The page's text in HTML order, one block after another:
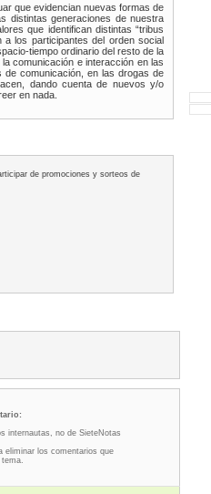
que evidencian nuevas formas de
distintas generaciones de nuestra
que identifican distintas “tribus
a los participantes del orden social
tiempo ordinario del resto de la
comunicación e interacción en las
comunicación, en las drogas de
dando cuenta de nuevos y/o
en nada.
de promociones y sorteos de
internautas, no de SieteNotas
eliminar los comentarios que
tema.